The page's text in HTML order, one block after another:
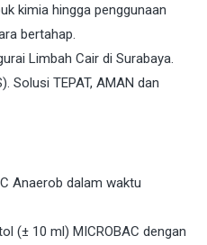
kimia hingga penggunaan
bertahap.
Anaerob dalam waktu
(± 10 ml) MICROBAC dengan